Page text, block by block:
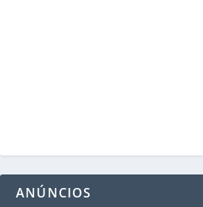
ANÚNCIOS